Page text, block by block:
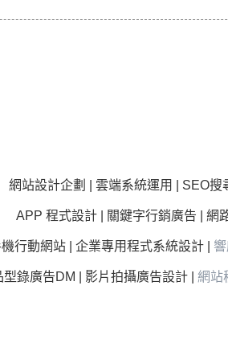
網站設計企劃 | 雲端系統運用 | SEO搜
APP 程式設計 | 關鍵字行銷廣告 | 網
行動網站 | 企業專用程式系統設計 |
型錄廣告DM | 影片拍攝廣告設計 | 網站